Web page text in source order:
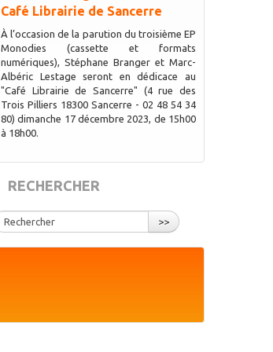
Café Librairie de Sancerre
À l’occasion de la parution du troisième EP
Monodies (cassette et formats
numériques), Stéphane Branger et Marc-
Albéric Lestage seront en dédicace au
"Café Librairie de Sancerre" (4 rue des
Trois Pilliers 18300 Sancerre - 02 48 54 34
80) dimanche 17 décembre 2023, de 15h00
à 18h00.
RECHERCHER
>>